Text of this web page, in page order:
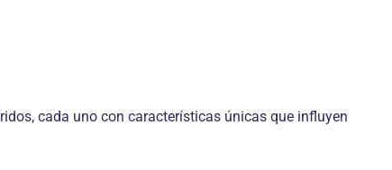
cada uno con características únicas que influyen